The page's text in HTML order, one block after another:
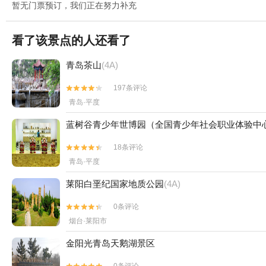
暂无门票预订，我们正在努力补充
看了该景点的人还看了
青岛茶山(4A)


197条评论
青岛·平度
蓝树谷青少年世博园（全国青少年社会职业体验中


18条评论
青岛·平度
莱阳白垩纪国家地质公园(4A)


0条评论
烟台·莱阳市
金阳光青岛天鹅湖景区